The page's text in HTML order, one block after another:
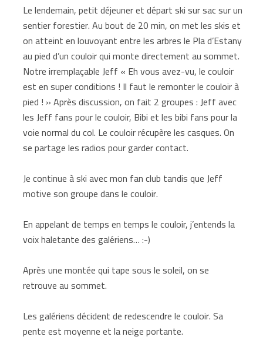
Le lendemain, petit déjeuner et départ ski sur sac sur un
sentier forestier. Au bout de 20 min, on met les skis et
on atteint en louvoyant entre les arbres le Pla d’Estany
au pied d’un couloir qui monte directement au sommet.
Notre irremplaçable Jeff « Eh vous avez-vu, le couloir
est en super conditions ! Il faut le remonter le couloir à
pied ! » Après discussion, on fait 2 groupes : Jeff avec
les Jeff fans pour le couloir, Bibi et les bibi fans pour la
voie normal du col. Le couloir récupère les casques. On
se partage les radios pour garder contact.
Je continue à ski avec mon fan club tandis que Jeff
motive son groupe dans le couloir.
En appelant de temps en temps le couloir, j’entends la
voix haletante des galériens… :-)
Après une montée qui tape sous le soleil, on se
retrouve au sommet.
Les galériens décident de redescendre le couloir. Sa
pente est moyenne et la neige portante.